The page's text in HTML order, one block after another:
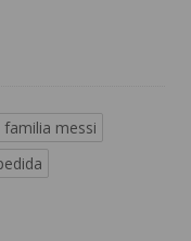
familia messi